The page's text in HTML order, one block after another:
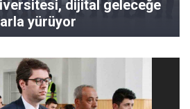
dijital geleceğe
yürüyor